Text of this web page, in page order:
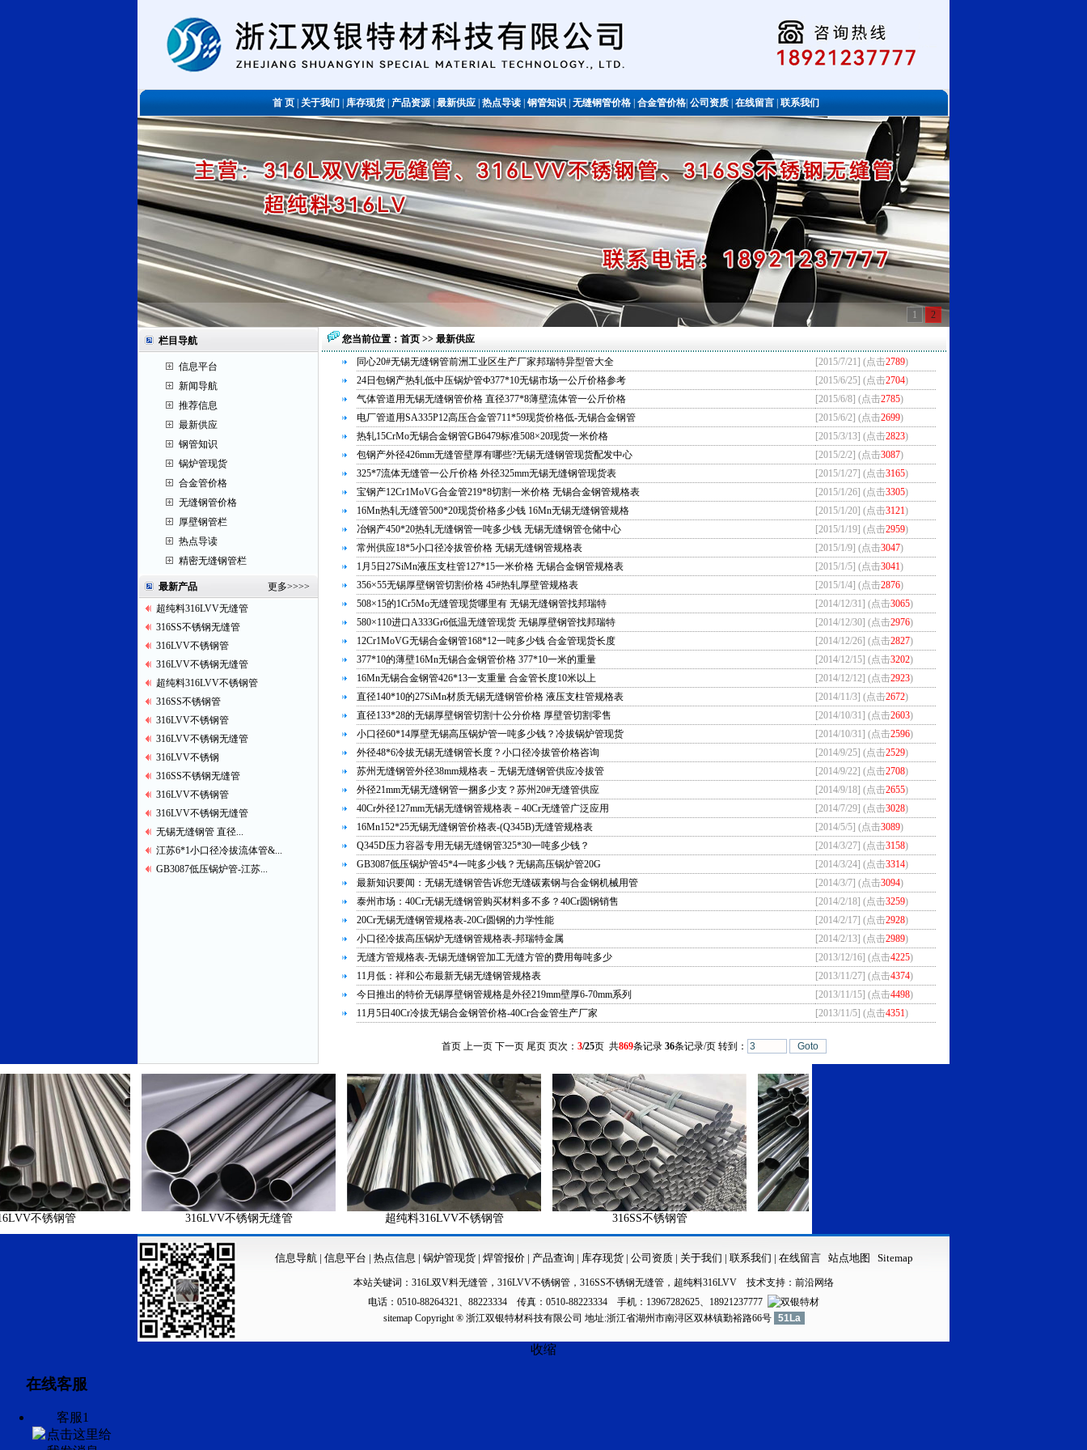
首 页关于我们库存现货|产品资源|最新供应|热点导读钢管知识无缝钢管价格合金管价格公司资质在线留言|联系我们
不锈钢管 1 2
栏目导航
信息平台
新闻导航
推荐信息
最新供应
钢管知识
锅炉管现货
合金管价格
无缝钢管价格
厚壁钢管栏
热点导读
精密无缝钢管栏
最新产品 更多>>>>
超纯料316LVV无缝管
316SS不锈钢无缝管
316LVV不锈钢管
316LVV不锈钢无缝管
超纯料316LVV不锈钢管
316SS不锈钢管
316LVV不锈钢管
316LVV不锈钢无缝管
316LVV不锈钢
316SS不锈钢无缝管
316LVV不锈钢管
316LVV不锈钢无缝管
无锡无缝钢管 直径...
江苏6*1小口径冷拔流体管&...
GB3087低压锅炉管-江苏...
您当前位置： 首页 >> 最新供应
同心20#无锡无缝钢管前洲工业区生产厂家邦瑞特异型管大全
[2015/7/21] (点击2789)
24日包钢产热轧低中压锅炉管Ф377*10无锡市场一公斤价格参考
[2015/6/25] (点击2704)
气体管道用无锡无缝钢管价格 直径377*8薄壁流体管一公斤价格
[2015/6/8] (点击2785)
电厂管道用SA335P12高压合金管711*59现货价格低-无锡合金钢管
[2015/6/2] (点击2699)
热轧15CrMo无锡合金钢管GB6479标准508×20现货一米价格
[2015/3/13] (点击2823)
包钢产外径426mm无缝管壁厚有哪些?无锡无缝钢管现货配发中心
[2015/2/2] (点击3087)
325*7流体无缝管一公斤价格 外径325mm无锡无缝钢管现货表
[2015/1/27] (点击3165)
宝钢产12Cr1MoVG合金管219*8切割一米价格 无锡合金钢管规格表
[2015/1/26] (点击3305)
16Mn热轧无缝管500*20现货价格多少钱 16Mn无锡无缝钢管规格
[2015/1/20] (点击3121)
冶钢产450*20热轧无缝钢管一吨多少钱 无锡无缝钢管仓储中心
[2015/1/19] (点击2959)
常州供应18*5小口径冷拔管价格 无锡无缝钢管规格表
[2015/1/9] (点击3047)
1月5日27SiMn液压支柱管127*15一米价格 无锡合金钢管规格表
[2015/1/5] (点击3041)
356×55无锡厚壁钢管切割价格 45#热轧厚壁管规格表
[2015/1/4] (点击2876)
508×15的1Cr5Mo无缝管现货哪里有 无锡无缝钢管找邦瑞特
[2014/12/31] (点击3065)
580×110进口A333Gr6低温无缝管现货 无锡厚壁钢管找邦瑞特
[2014/12/30] (点击2976)
12Cr1MoVG无锡合金钢管168*12一吨多少钱 合金管现货长度
[2014/12/26] (点击2827)
377*10的薄壁16Mn无锡合金钢管价格 377*10一米的重量
[2014/12/15] (点击3202)
16Mn无锡合金钢管426*13一支重量 合金管长度10米以上
[2014/12/12] (点击2923)
直径140*10的27SiMn材质无锡无缝钢管价格 液压支柱管规格表
[2014/11/3] (点击2672)
直径133*28的无锡厚壁钢管切割十公分价格 厚壁管切割零售
[2014/10/31] (点击2603)
小口径60*14厚壁无锡高压锅炉管一吨多少钱？冷拔锅炉管现货
[2014/10/31] (点击2596)
外径48*6冷拔无锡无缝钢管长度？小口径冷拔管价格咨询
[2014/9/25] (点击2529)
苏州无缝钢管外径38mm规格表－无锡无缝钢管供应冷拔管
[2014/9/22] (点击2708)
外径21mm无锡无缝钢管一捆多少支？苏州20#无缝管供应
[2014/9/18] (点击2655)
40Cr外径127mm无锡无缝钢管规格表－40Cr无缝管广泛应用
[2014/7/29] (点击3028)
16Mn152*25无锡无缝钢管价格表-(Q345B)无缝管规格表
[2014/5/5] (点击3089)
Q345D压力容器专用无锡无缝钢管325*30一吨多少钱？
[2014/3/27] (点击3158)
GB3087低压锅炉管45*4一吨多少钱？无锡高压锅炉管20G
[2014/3/24] (点击3314)
最新知识要闻：无锡无缝钢管告诉您无缝碳素钢与合金钢机械用管
[2014/3/7] (点击3094)
泰州市场：40Cr无锡无缝钢管购买材料多不多？40Cr圆钢销售
[2014/2/18] (点击3259)
20Cr无锡无缝钢管规格表-20Cr圆钢的力学性能
[2014/2/17] (点击2928)
小口径冷拔高压锅炉无缝钢管规格表-邦瑞特金属
[2014/2/13] (点击2989)
无缝方管规格表-无锡无缝钢管加工无缝方管的费用每吨多少
[2013/12/16] (点击4225)
11月低：祥和公布最新无锡无缝钢管规格表
[2013/11/27] (点击4374)
今日推出的特价无锡厚壁钢管规格是外径219mm壁厚6-70mm系列
[2013/11/15] (点击4498)
11月5日40Cr冷拔无锡合金钢管价格-40Cr合金管生产厂家
[2013/11/5] (点击4351)
首页 上一页 下一页 尾页 页次： 3/25页 共869条记录 36条记录/页 转到：
锈钢管 316LVV不锈钢无缝管 超纯料316LVV不锈钢管 316SS不锈钢管
信息导航| 信息平台 | 热点信息 | 锅炉管现货 | 焊管报价| 产品查询 | 库存现货 | 公司资质 | 关于我们 | 联系我们 | 在线留言 站点地图 Sitemap
本站关键词： 316L双V料无缝管 ， 316LVV不锈钢管 ， 316SS不锈钢无缝管 ， 超纯料316LVV 技术支持： 前沿网络
电话：0510-88264321、88223334 传真：0510-88223334 手机：13967282625、18921237777
sitemapCopyright ® 浙江双银特材科技有限公司 地址:浙江省湖州市南浔区双林镇勤裕路66号 51La
收缩
在线客服
客服1